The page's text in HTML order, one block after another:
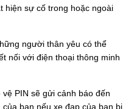
hiện sự cố trong hoặc ngoài
người thân yêu có thể
nối với điện thoại thông minh
vệ PIN sẽ gửi cảnh báo đến
bạn nếu xe đạp của bạn bị